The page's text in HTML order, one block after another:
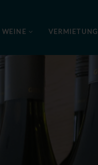
WEINE VERMIETUNG